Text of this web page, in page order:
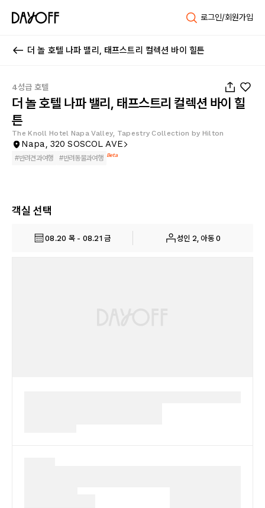
로그인/회원가입
더 놀 호텔 나파 밸리, 태프스트리 컬렉션 바이 힐튼
4성급 호텔
더 놀 호텔 나파 밸리, 태프스트리 컬렉션 바이 힐
튼
The Knoll Hotel Napa Valley, Tapestry Collection by Hilton
Napa, 320 SOSCOL AVE
#반려견과여행 #반려동물과여행 Beta
객실 선택
08.20 목 - 08.21 금 성인 2, 아동 0